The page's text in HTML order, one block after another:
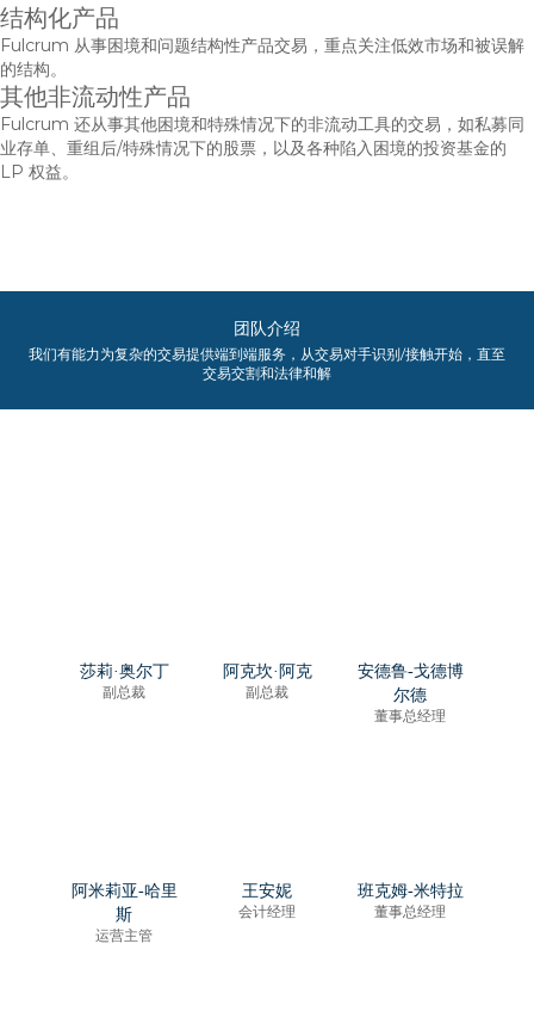
结构化产品
Fulcrum 从事困境和问题结构性产品交易，重点关注低效市场和被误解
的结构。
其他非流动性产品
Fulcrum 还从事其他困境和特殊情况下的非流动工具的交易，如私募同
业存单、重组后/特殊情况下的股票，以及各种陷入困境的投资基金的
LP 权益。
团队介绍
我们有能力为复杂的交易提供端到端服务，从交易对手识别/接触开始，直至
交易交割和法律和解
莎莉·奥尔丁
副总裁
阿克坎·阿克
副总裁
安德鲁-戈德博
尔德
董事总经理
阿米莉亚-哈里
斯
运营主管
王安妮
会计经理
班克姆-米特拉
董事总经理